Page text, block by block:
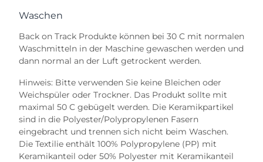
Waschen
Back on Track Produkte können bei 30 C mit normalen
Waschmitteln in der Maschine gewaschen werden und
dann normal an der Luft getrockent werden.
Hinweis: Bitte verwenden Sie keine Bleichen oder
Weichspüler oder Trockner. Das Produkt sollte mit
maximal 50 C gebügelt werden. Die Keramikpartikel
sind in die Polyester/Polypropylenen Fasern
eingebracht und trennen sich nicht beim Waschen.
Die Textilie enthält 100% Polypropylene (PP) mit
Keramikanteil oder 50% Polyester mit Keramikanteil